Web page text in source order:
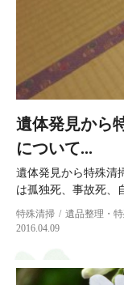
遺体発見から
について...
遺体発見から特殊清
は孤独死、事故死、
特殊清掃
遺品整理・
2016.04.09